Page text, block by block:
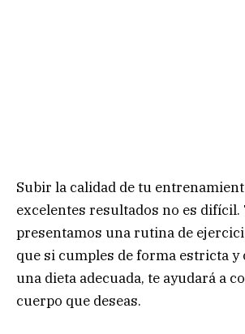
Subir la calidad de tu
excelentes resultados no es difícil.
presentamos una rutina de
que si cumples de forma estricta y
una dieta adecuada, te ayudará a
cuerpo que deseas.